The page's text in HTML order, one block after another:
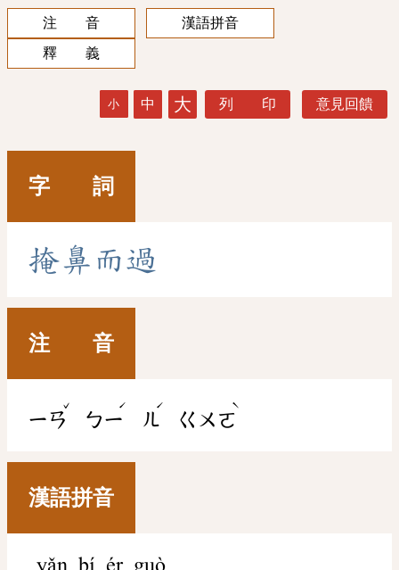
注 音
漢語拼音
釋 義
小 中 大 列 印 意見回饋
字 詞
掩鼻 而過
注 音
ㄧㄢ
ˇ
ㄅㄧ
ˊ
ㄦ
ˊ
ㄍㄨㄛ
ˋ
漢語拼音
yǎn bí ér guò